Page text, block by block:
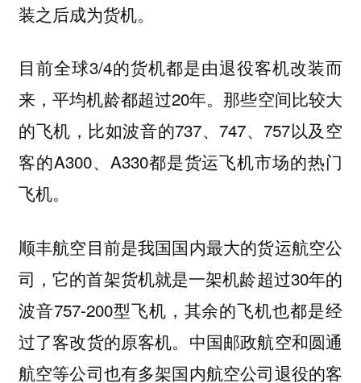
装之后成为货机。
目前全球3/4的货机都是由退役客机改装而
来，平均机龄都超过20年。那些空间比较大
的飞机，比如波音的737、747、757以及空
客的A300、A330都是货运飞机市场的热门
飞机。
顺丰航空目前是我国国内最大的货运航空公
司，它的首架货机就是一架机龄超过30年的
波音757-200型飞机，其余的飞机也都是经
过了客改货的原客机。中国邮政航空和圆通
航空等公司也有多架国内航空公司退役的客